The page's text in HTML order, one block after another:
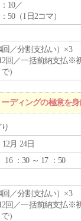
10／
50（1日2コマ）
回／分割支払い）×3
回／一括前納支払※
）
ディングの極意を身
月 24日
16 ：30 ～ 17 ：50
回／分割支払い）×3
回／一括前納支払※
）